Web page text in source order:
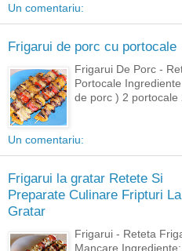
Un comentariu:
Frigarui de porc cu portocale
Frigarui De Porc -
Portocale
de porc ) 2 portocale
Un comentariu:
Frigarui la gratar Retete Si
Preparate Culinare Fripturi La
Gratar
Frigarui - Reteta
Mancare